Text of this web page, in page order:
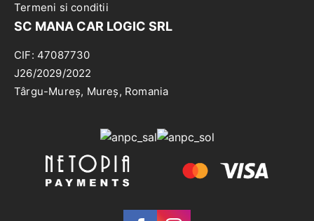
Termeni si conditii
SC MANA CAR LOGIC SRL
CIF: 47087730
J26/2029/2022
Târgu-Mureș, Mureș, Romania